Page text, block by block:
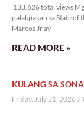
133,626 total views
palakpakan sa State
Marcos Jr ay
READ MORE »
KULANG SA
Friday, July 31, 2026